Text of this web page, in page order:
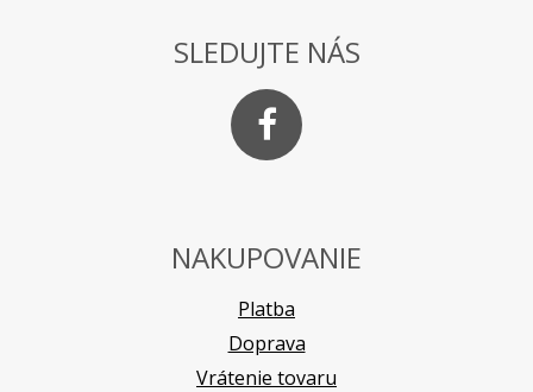
SLEDUJTE NÁS
NAKUPOVANIE
Platba
Doprava
Vrátenie tovaru